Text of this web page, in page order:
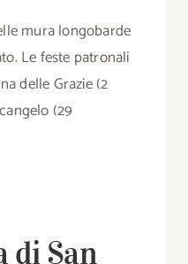
mura longobarde
Le feste patronali
delle Grazie (2
(29
di San